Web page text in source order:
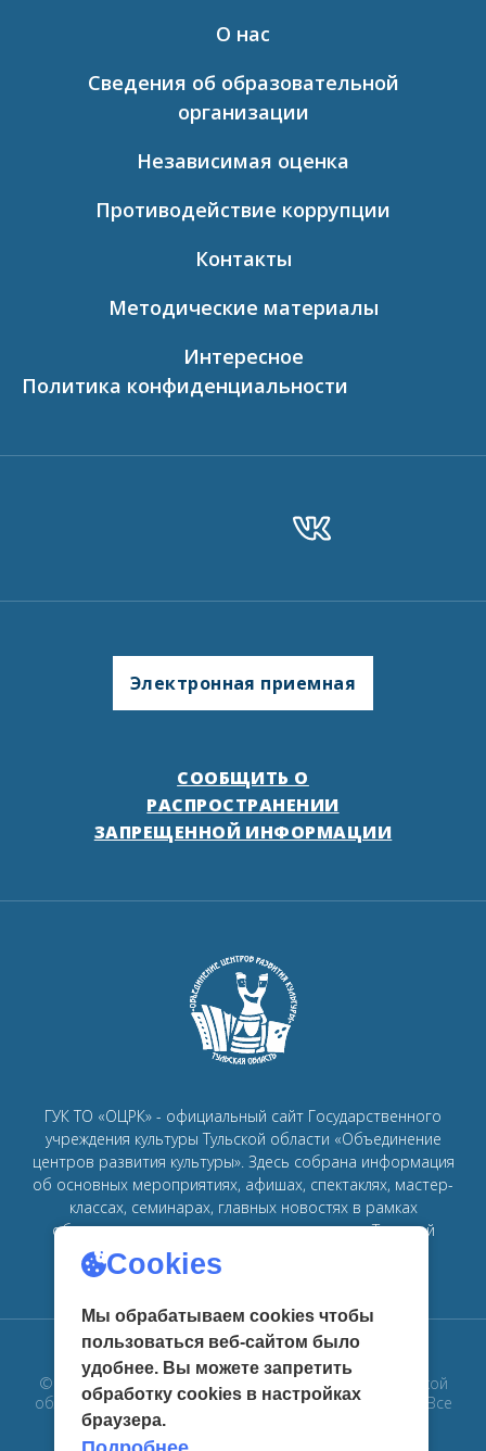
О нас
Сведения об образовательной
организации
Независимая оценка
Противодействие коррупции
Контакты
Методические материалы
Интересное
Политика конфиденциальности
СООБЩИТЬ О
РАСПРОСТРАНЕНИИ
ЗАПРЕЩЕННОЙ ИНФОРМАЦИИ
Электронная приемная
ГУК ТО «ОЦРК» - официальный сайт Государственного
учреждения культуры Тульской области «Объединение
центров развития культуры». Здесь собрана информация
об основных мероприятиях, афишах, спектаклях, мастер-
классах, семинарах, главных новостях в рамках
объединенияцентров развития культуры в Тульской
© 2019 Государственное учреждение культуры Тульской
области «Объединение центров развития культуры». Все
Cookies
Мы обрабатываем cookies чтобы
пользоваться веб-сайтом было
удобнее. Вы можете запретить
обработку сookies в настройках
браузера.